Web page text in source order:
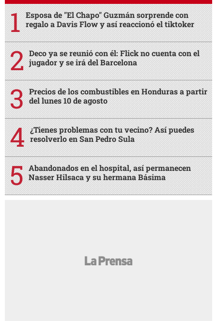
Esposa de "El Chapo" Guzmán sorprende con
regalo a Davis Flow y así reaccionó el tiktoker
Deco ya se reunió con él: Flick no cuenta con el
jugador y se irá del Barcelona
Precios de los combustibles en Honduras a partir
del lunes 10 de agosto
¿Tienes problemas con tu vecino? Así puedes
resolverlo en San Pedro Sula
Abandonados en el hospital, así permanecen
Nasser Hilsaca y su hermana Básima